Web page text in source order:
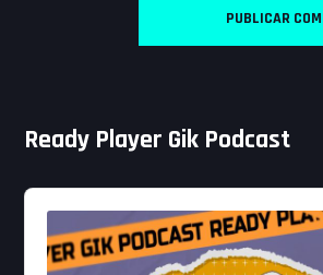
Ready Player Gik Podcast
Audio
Player